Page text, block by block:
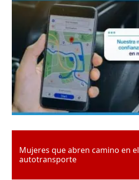
Mujeres que abren camino en el
autotransporte